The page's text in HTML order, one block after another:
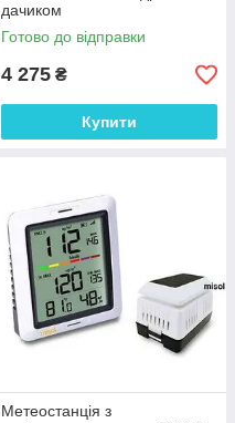
дачиком
Готово до відправки
4 275 ₴
Купити
Метеостанція з